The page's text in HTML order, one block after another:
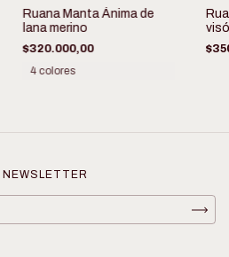
Ruana Manta Ánima de
lana merino
$320.000,00
4 colores